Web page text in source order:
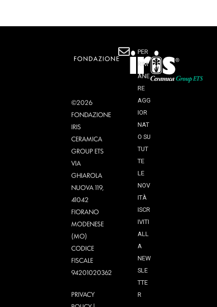
©2026
FONDAZIONE
IRIS
CERAMICA
GROUP ETS
VIA
GHIAROLA
NUOVA 119,
41042
FIORANO
MODENESE
(MO)
CODICE
FISCALE
94201020362
PRIVACY
PER
RIM
ANE
RE
AGG
IOR
NAT
O SU
TUT
TE
LE
NOV
ITÀ
ISCR
IVITI
ALL
A
NEW
SLE
TTE
R